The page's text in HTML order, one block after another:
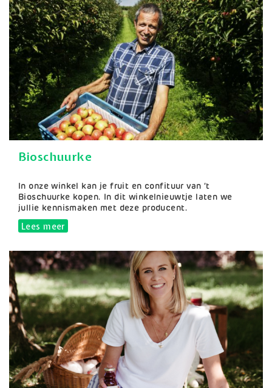
Bioschuurke
Samenvatting
In onze winkel kan je fruit en confituur van ‘t
Bioschuurke kopen. In dit winkelnieuwtje laten we
jullie kennismaken met deze producent.
Lees meerover Bioschuurke